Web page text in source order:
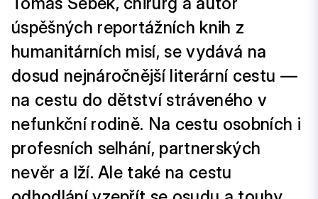
úspěšných reportážních knih z
humanitárních misí, se vydává na
dosud nejnáročnější literární cestu —
na cestu do dětství stráveného v
nefunkční rodině. Na cestu osobních i
profesních selhání, partnerských
nevěr a lží. Ale také na cestu